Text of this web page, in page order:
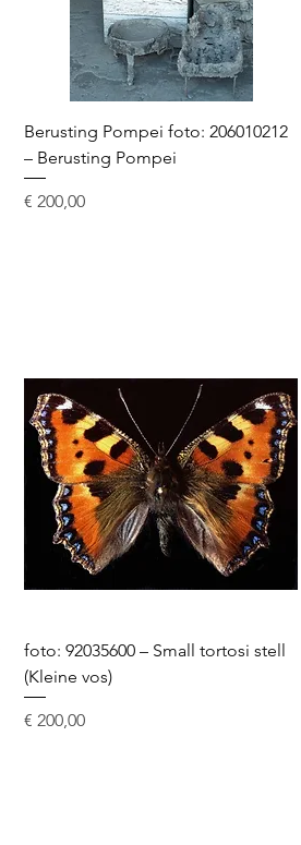
Berusting Pompei foto: 206010212
– Berusting Pompei
Prijs
€ 200,00
foto: 92035600 – Small tortosi stell
(Kleine vos)
Prijs
€ 200,00